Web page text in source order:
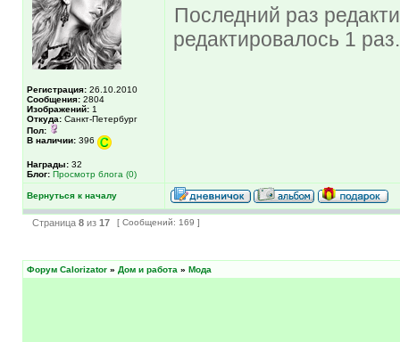
Регистрация: 26.10.2010
Сообщения: 2804
Изображений: 1
Откуда: Санкт-Петербург
Пол:
В наличии: 396
Награды: 32
Блог: Просмотр блога (0)
Последний раз
редактировалось 1 раз.
Вернуться к началу
Страница 8 из 17 [ Сообщений: 169 ]
Форум Calorizator » Дом и работа » Мода